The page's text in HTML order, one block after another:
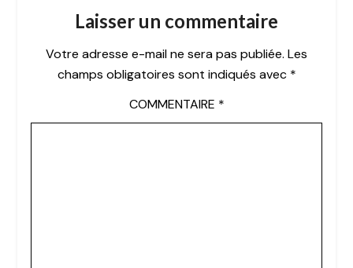
Laisser un commentaire
Votre adresse e-mail ne sera pas publiée. Les
champs obligatoires sont indiqués avec *
COMMENTAIRE *